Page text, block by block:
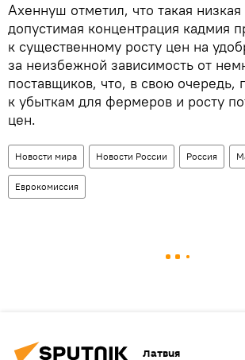
Ахеннуш отметил, что такая
допустимая концентрация кадмия
к существенному росту цен на
за неизбежной зависимость от
поставщиков, что, в свою очередь,
к убыткам для фермеров и росту
цен.
Новости мира Новости России Россия
Еврокомиссия
Латвия